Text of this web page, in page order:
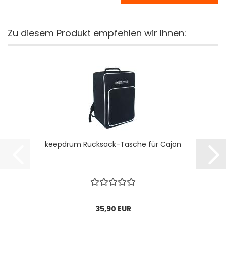
Zu diesem Produkt empfehlen wir Ihnen:
keepdrum Rucksack-Tasche für Cajon
35,90 EUR